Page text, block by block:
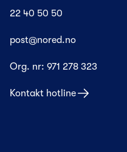
22 40 50 50
post@nored.no
Org. nr: 971 278 323
Kontakt hotline